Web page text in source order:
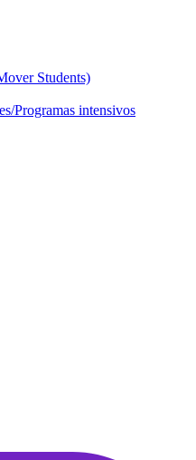
Students)
Programas intensivos